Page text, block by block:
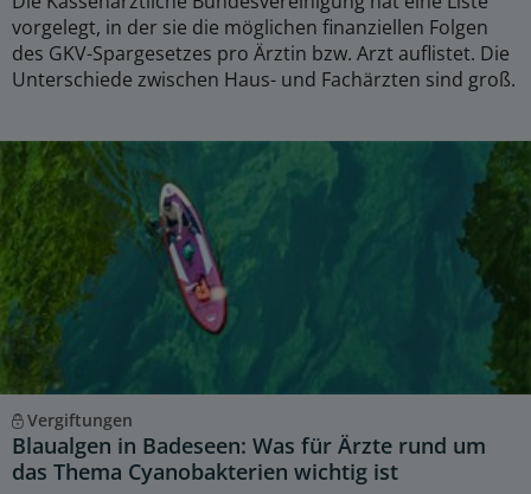
vorgelegt, in der sie die möglichen finanziellen Folgen
des GKV-Spargesetzes pro Ärztin bzw. Arzt auflistet. Die
Unterschiede zwischen Haus- und Fachärzten sind groß.
Vergiftungen
Blaualgen in Badeseen: Was für Ärzte rund um
das Thema Cyanobakterien wichtig ist